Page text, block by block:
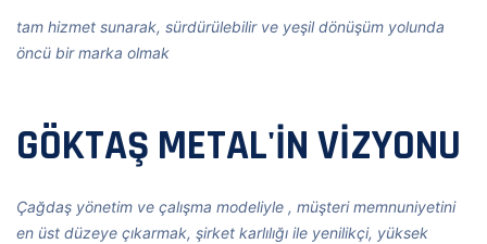
tam hizmet sunarak, sürdürülebilir ve yeşil dönüşüm yolunda
öncü bir marka olmak
GÖKTAŞ METAL'İN VİZYONU
Çağdaş yönetim ve çalışma modeliyle , müşteri memnuniyetini
en üst düzeye çıkarmak, şirket karlılığı ile yenilikçi, yüksek